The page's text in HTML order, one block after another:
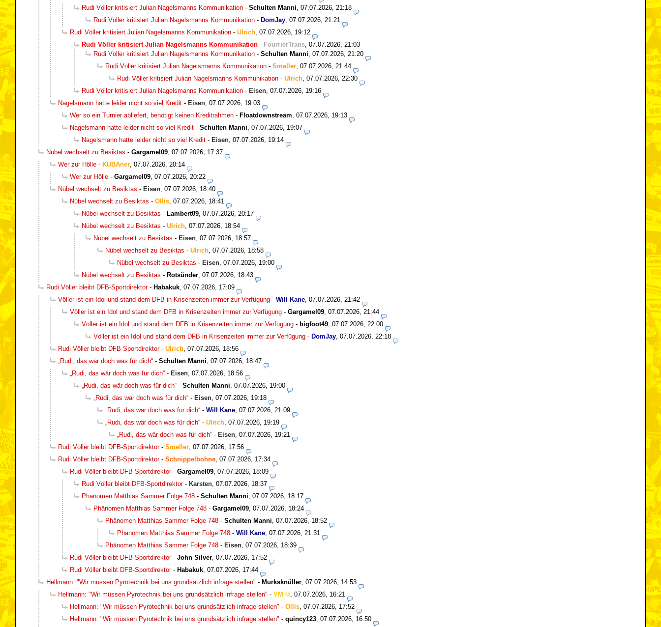
Rudi Völler kritisiert Julian Nagelsmanns Kommunikation - Schulten Manni, 07.07.2026, 21:18
Rudi Völler kritisiert Julian Nagelsmanns Kommunikation - DomJay, 07.07.2026, 21:21
Rudi Völler kritisiert Julian Nagelsmanns Kommunikation - Ulrich, 07.07.2026, 19:12
Rudi Völler kritisiert Julian Nagelsmanns Kommunikation - FourrierTrans, 07.07.2026, 21:03
Rudi Völler kritisiert Julian Nagelsmanns Kommunikation - Schulten Manni, 07.07.2026, 21:20
Rudi Völler kritisiert Julian Nagelsmanns Kommunikation - Smeller, 07.07.2026, 21:44
Rudi Völler kritisiert Julian Nagelsmanns Kommunikation - Ulrich, 07.07.2026, 22:30
Rudi Völler kritisiert Julian Nagelsmanns Kommunikation - Eisen, 07.07.2026, 19:16
Nagelsmann hatte leider nicht so viel Kredit - Eisen, 07.07.2026, 19:03
Wer so ein Turnier abliefert, benötigt keinen Kreditrahmen - Floatdownstream, 07.07.2026, 19:13
Nagelsmann hatte leider nicht so viel Kredit - Schulten Manni, 07.07.2026, 19:07
Nagelsmann hatte leider nicht so viel Kredit - Eisen, 07.07.2026, 19:14
Nübel wechselt zu Besiktas - Gargamel09, 07.07.2026, 17:37
Wer zur Hölle - KUBAner, 07.07.2026, 20:14
Wer zur Hölle - Gargamel09, 07.07.2026, 20:22
Nübel wechselt zu Besiktas - Eisen, 07.07.2026, 18:40
Nübel wechselt zu Besiktas - Ollis, 07.07.2026, 18:41
Nübel wechselt zu Besiktas - Lambert09, 07.07.2026, 20:17
Nübel wechselt zu Besiktas - Ulrich, 07.07.2026, 18:54
Nübel wechselt zu Besiktas - Eisen, 07.07.2026, 18:57
Nübel wechselt zu Besiktas - Ulrich, 07.07.2026, 18:58
Nübel wechselt zu Besiktas - Eisen, 07.07.2026, 19:00
Nübel wechselt zu Besiktas - Rotsünder, 07.07.2026, 18:43
Rudi Völler bleibt DFB-Sportdirektor- Habakuk, 07.07.2026, 17:09
Völler ist ein Idol und stand dem DFB in Krisenzeiten immer zur Verfügung - Will Kane, 07.07.2026, 21:42
Völler ist ein Idol und stand dem DFB in Krisenzeiten immer zur Verfügung - Gargamel09, 07.07.2026, 21:44
Völler ist ein Idol und stand dem DFB in Krisenzeiten immer zur Verfügung - bigfoot49, 07.07.2026, 22:00
Völler ist ein Idol und stand dem DFB in Krisenzeiten immer zur Verfügung - DomJay, 07.07.2026, 22:18
Rudi Völler bleibt DFB-Sportdirektor- Ulrich, 07.07.2026, 18:56
„Rudi, das wär doch was für dich“ - Schulten Manni, 07.07.2026, 18:47
„Rudi, das wär doch was für dich“ - Eisen, 07.07.2026, 18:56
„Rudi, das wär doch was für dich“ - Schulten Manni, 07.07.2026, 19:00
„Rudi, das wär doch was für dich“ - Eisen, 07.07.2026, 19:18
„Rudi, das wär doch was für dich“ - Will Kane, 07.07.2026, 21:09
„Rudi, das wär doch was für dich“ - Ulrich, 07.07.2026, 19:19
„Rudi, das wär doch was für dich“ - Eisen, 07.07.2026, 19:21
Rudi Völler bleibt DFB-Sportdirektor- Smeller, 07.07.2026, 17:56
Rudi Völler bleibt DFB-Sportdirektor- Schnippelbohne, 07.07.2026, 17:34
Rudi Völler bleibt DFB-Sportdirektor- Gargamel09, 07.07.2026, 18:09
Rudi Völler bleibt DFB-Sportdirektor- Karsten, 07.07.2026, 18:37
Phänomen Matthias Sammer Folge 748 - Schulten Manni, 07.07.2026, 18:17
Phänomen Matthias Sammer Folge 748 - Gargamel09, 07.07.2026, 18:24
Phänomen Matthias Sammer Folge 748 - Schulten Manni, 07.07.2026, 18:52
Phänomen Matthias Sammer Folge 748 - Will Kane, 07.07.2026, 21:31
Phänomen Matthias Sammer Folge 748 - Eisen, 07.07.2026, 18:39
Rudi Völler bleibt DFB-Sportdirektor- John Silver, 07.07.2026, 17:52
Rudi Völler bleibt DFB-Sportdirektor- Habakuk, 07.07.2026, 17:44
Hellmann: "Wir müssen Pyrotechnik bei uns grundsätzlich infrage stellen" - Murksknüller, 07.07.2026, 14:53
Hellmann: "Wir müssen Pyrotechnik bei uns grundsätzlich infrage stellen" - VM , 07.07.2026, 16:21
Hellmann: "Wir müssen Pyrotechnik bei uns grundsätzlich infrage stellen" - Ollis, 07.07.2026, 17:52
Hellmann: "Wir müssen Pyrotechnik bei uns grundsätzlich infrage stellen" - quincy123, 07.07.2026, 16:50